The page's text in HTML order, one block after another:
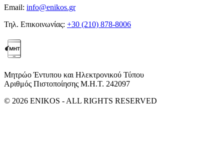
Email: info@enikos.gr
Τηλ. Επικοινωνίας: +30 (210) 878-8006
Μητρώο Έντυπου και Ηλεκτρονικού Τύπου
Αριθμός Πιστοποίησης Μ.Η.Τ. 242097
© 2026 ENIKOS - ALL RIGHTS RESERVED